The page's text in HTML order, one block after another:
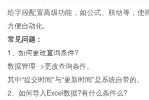
给字段配置高级功能，如公式、联动等，使
方便自动化。
常见问题：
1、如何更改查询条件?
数据管理-->更改查询条件。
其中“提交时间”与“更新时间”是系统自带的。
2、如何导入Excel数据?有什么条件么?